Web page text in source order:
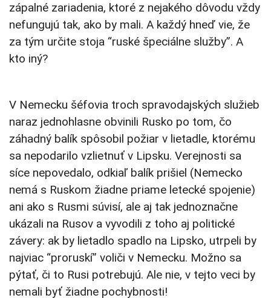
zápalné zariadenia, ktoré z nejakého dôvodu vždy
nefungujú tak, ako by mali. A každý hneď vie, že
za tým určite stoja “ruské špeciálne služby”. A
kto iný?
V Nemecku šéfovia troch spravodajských služieb
naraz jednohlasne obvinili Rusko po tom, čo
záhadný balík spôsobil požiar v lietadle, ktorému
sa nepodarilo vzlietnuť v Lipsku. Verejnosti sa
síce nepovedalo, odkiaľ balík prišiel (Nemecko
nemá s Ruskom žiadne priame letecké spojenie)
ani ako s Rusmi súvisí, ale aj tak jednoznačne
ukázali na Rusov a vyvodili z toho aj politické
závery: ak by lietadlo spadlo na Lipsko, utrpeli by
najviac “proruskí” voliči v Nemecku. Možno sa
pýtať, či to Rusi potrebujú. Ale nie, v tejto veci by
nemali byť žiadne pochybnosti!